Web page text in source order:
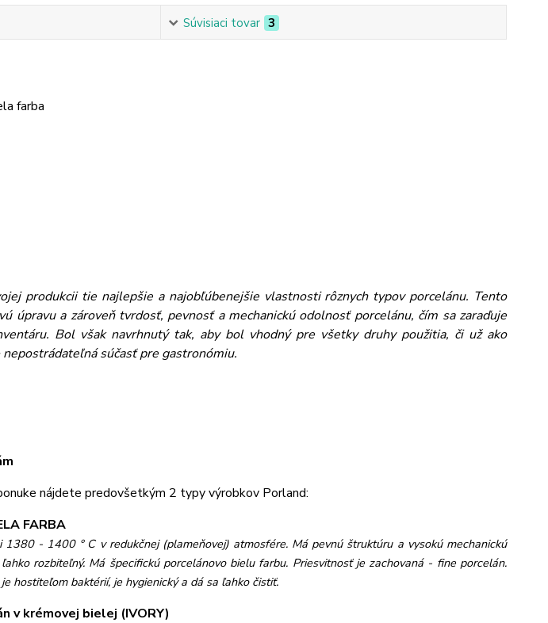
Súvisiaci tovar 3
farba
produkcii tie najlepšie a najobľúbenejšie vlastnosti rôznych typov porcelánu. Tento
úpravu a zároveň tvrdosť, pevnosť a mechanickú odolnosť porcelánu, čím sa zaraďuje
Bol však navrhnutý tak, aby bol vhodný pre všetky druhy použitia, či už ako
súčasť pre gastronómiu.
nájdete predovšetkým 2 typy výrobkov Porland:
FARBA
- 1400 ° C v redukčnej (plameňovej) atmosfére. Má pevnú štruktúru a vysokú mechanickú
rozbiteľný. Má špecifickú porcelánovo bielu farbu. Priesvitnosť je zachovaná - fine porcelán.
hostiteľom baktérií, je hygienický a dá sa ľahko čistiť.
v krémovej bielej (IVORY)